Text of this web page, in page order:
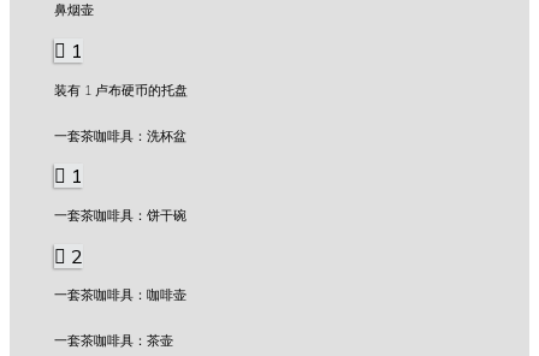
鼻烟壶
1
装有 1 卢布硬币的托盘
一套茶咖啡具：洗杯盆
1
一套茶咖啡具：饼干碗
2
一套茶咖啡具：咖啡壶
一套茶咖啡具：茶壶